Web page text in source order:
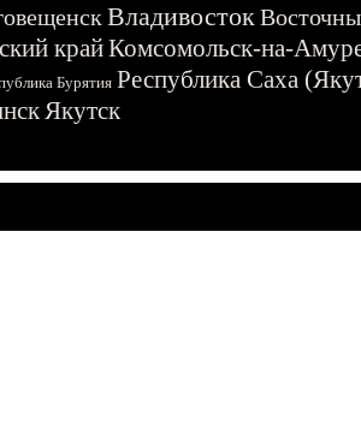
Владивосток
крайКомсомольск-на-
Бурятия Республика Саха
Якутск